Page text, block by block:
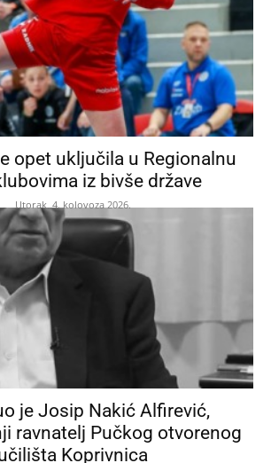
opet uključila u Regionalnu
iz bivše države
Utorak, 4. kolovoza 2026.
je Josip Nakić Alfirević,
ravnatelj Pučkog otvorenog
Koprivnica